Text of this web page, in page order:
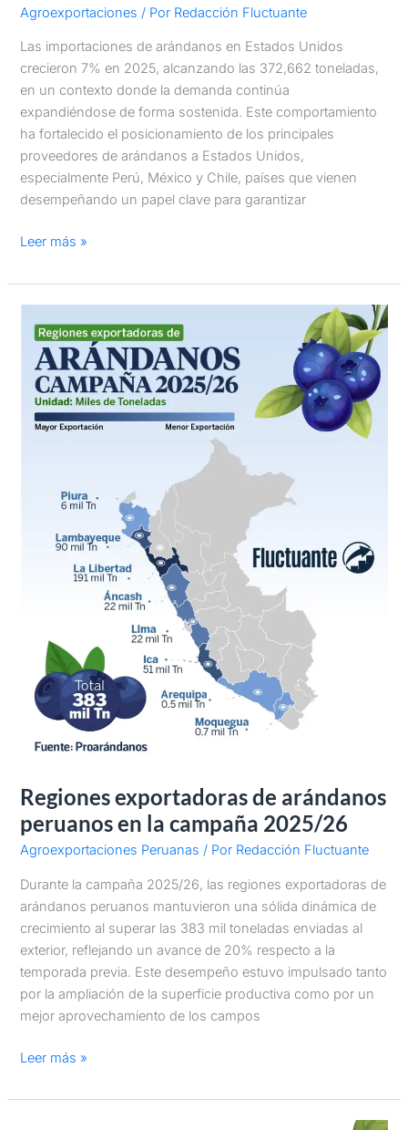
Agroexportaciones / Por Redacción Fluctuante
Las importaciones de arándanos en Estados Unidos
crecieron 7% en 2025, alcanzando las 372,662 toneladas,
en un contexto donde la demanda continúa
expandiéndose de forma sostenida. Este comportamiento
ha fortalecido el posicionamiento de los principales
proveedores de arándanos a Estados Unidos,
especialmente Perú, México y Chile, países que vienen
desempeñando un papel clave para garantizar
Leer más »
Regiones exportadoras de arándanos
peruanos en la campaña 2025/26
Agroexportaciones Peruanas / Por Redacción Fluctuante
Durante la campaña 2025/26, las regiones exportadoras de
arándanos peruanos mantuvieron una sólida dinámica de
crecimiento al superar las 383 mil toneladas enviadas al
exterior, reflejando un avance de 20% respecto a la
temporada previa. Este desempeño estuvo impulsado tanto
por la ampliación de la superficie productiva como por un
mejor aprovechamiento de los campos
exportadoras
arándanos
peruanos
en
2025/26
Leer más »